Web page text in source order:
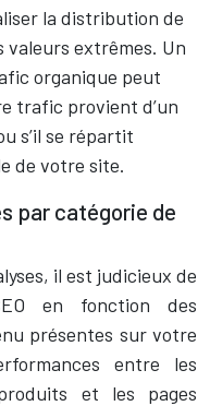
la distribution de
extrêmes. Un
organique peut
trafic provient d’un
s’il se répartit
de votre site.
par catégorie de
il est judicieux de
en fonction des
présentes sur votre
entre les
et les pages